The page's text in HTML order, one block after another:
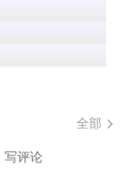
全部
写评论